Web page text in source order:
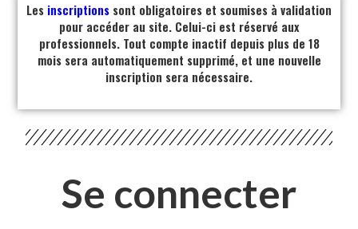
Les inscriptions sont obligatoires et soumises à validation
pour accéder au site. Celui-ci est réservé aux
professionnels. Tout compte inactif depuis plus de 18
mois sera automatiquement supprimé, et une nouvelle
inscription sera nécessaire.
Se connecter